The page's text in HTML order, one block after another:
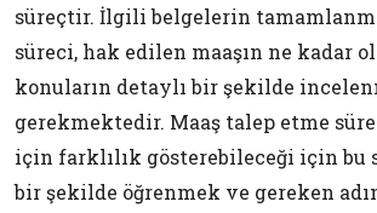
süreçtir. İlgili belgelerin
süreci, hak edilen maaşın ne kadar
konuların detaylı bir şekilde
gerekmektedir. Maaş talep etme
için farklılık gösterebileceği için bu
bir şekilde öğrenmek ve gereken